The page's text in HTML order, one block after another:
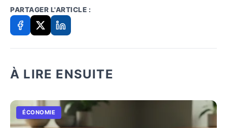
PARTAGER L'ARTICLE :
À LIRE ENSUITE
ÉCONOMIE